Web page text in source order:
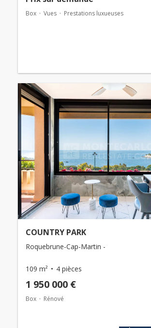
Box Vues Prestations luxueuses
COUNTRY PARK
Roquebrune-Cap-Martin -
109 m² 4 pièces
1 950 000 €
Box Rénové